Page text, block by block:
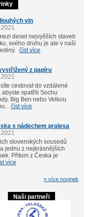
vln
deset nejvyšších staveb
svého druhu je ale v naší
číst více
z papíru
cestovat do vzdálené
abyste spatřili Sochu
Big Ben nebo Velkou
číst více
s nádechem pralesa
slovenských sousedů
jednu z nejkrásnějších
Přitom z Česka je
více
» více novinek
Naši partneři